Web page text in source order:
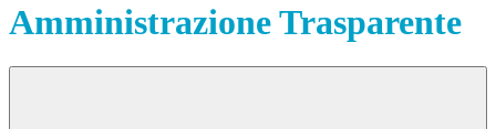
Amministrazione Trasparente